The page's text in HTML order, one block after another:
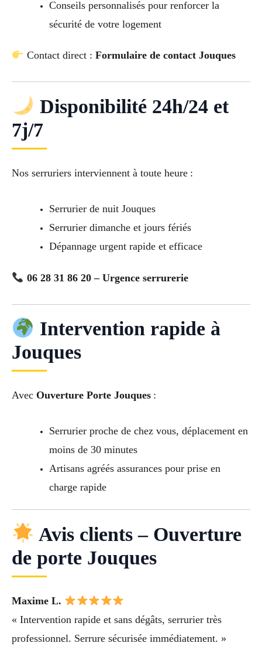
Conseils personnalisés pour renforcer la
sécurité de votre logement
Contact direct : Formulaire de contact Jouques
Disponibilité 24h/24 et
7j/7
Nos serruriers interviennent à toute heure :
Serrurier de nuit Jouques
Serrurier dimanche et jours fériés
Dépannage urgent rapide et efficace
06 28 31 86 20 – Urgence serrurerie
Intervention rapide à
Jouques
Avec Ouverture Porte Jouques :
Serrurier proche de chez vous, déplacement en
moins de 30 minutes
Artisans agréés assurances pour prise en
charge rapide
Avis clients – Ouverture
de porte Jouques
Maxime L.
« Intervention rapide et sans dégâts, serrurier très
professionnel. Serrure sécurisée immédiatement. »